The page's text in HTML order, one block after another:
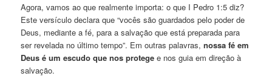
Agora, vamos ao que realmente importa: o que I Pedro 1:5 diz?
Este versículo declara que “vocês são guardados pelo poder de
Deus, mediante a fé, para a salvação que está preparada para
ser revelada no último tempo”. Em outras palavras,nossa fé em
Deus é um escudo que nos protege e nos guia em direção à
salvação.